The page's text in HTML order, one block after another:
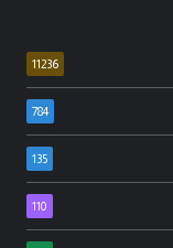
11236
784
135
110